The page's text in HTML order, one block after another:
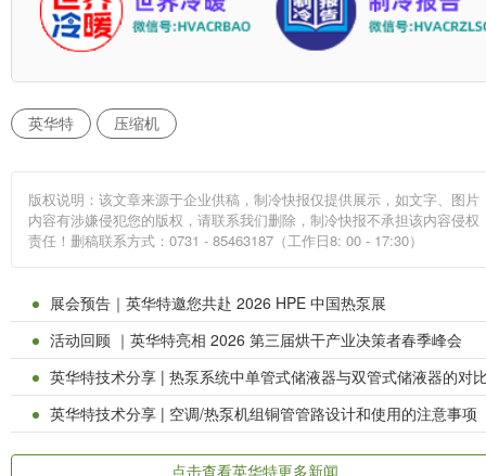
英华特 压缩机
版权说明：该文章来源于企业供稿，制冷快报仅提供展示，如文字、图片
内容有涉嫌侵犯您的版权，请联系我们删除，制冷快报不承担该内容侵权
责任！删稿联系方式：0731 - 85463187（工作日8: 00 - 17:30）
展会预告｜英华特邀您共赴 2026 HPE 中国热泵展
活动回顾 ｜英华特亮相 2026 第三届烘干产业决策者春季峰会
英华特技术分享 | 热泵系统中单管式储液器与双管式储液器的对比适用性
英华特技术分享 | 空调/热泵机组铜管管路设计和使用的注意事项
点击查看英华特更多新闻